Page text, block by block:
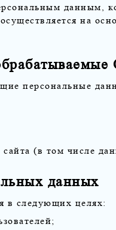
данным,
на
персональные
(в том числе
данных
в следующих целях: